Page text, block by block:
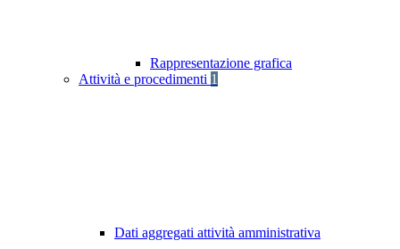
Rappresentazione grafica
Attività e procedimenti 1
Dati aggregati attività amministrativa